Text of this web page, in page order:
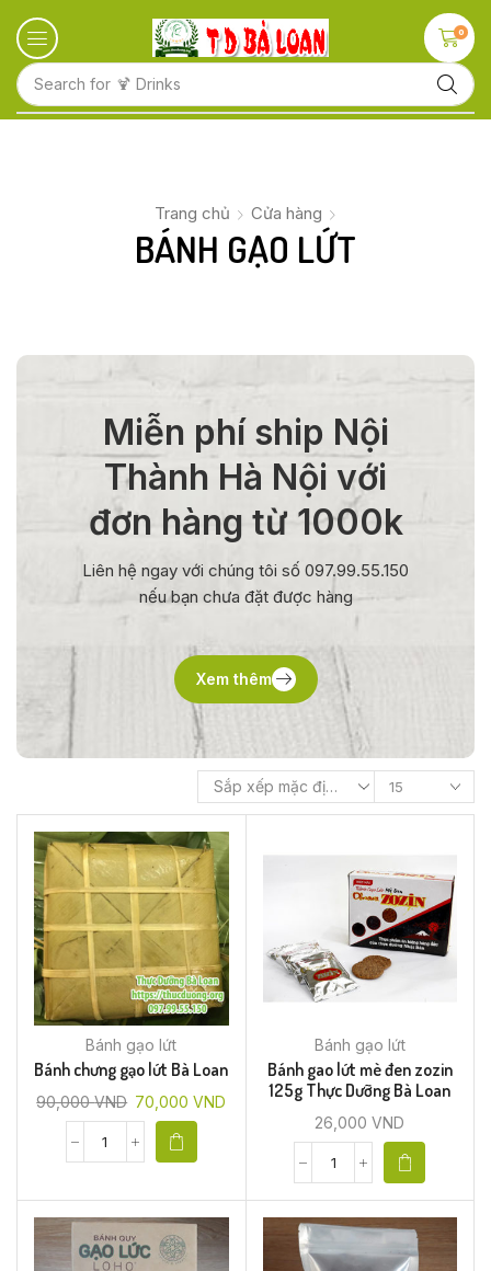
Search for 🍹 Drinks
0
Trang chủ Cửa hàng
BÁNH GẠO LỨT
Miễn phí ship Nội
Thành Hà Nội với
đơn hàng từ 1000k
Liên hệ ngay với chúng tôi số 097.99.55.150
nếu bạn chưa đặt được hàng
Xem thêm
Bánh gạo lứt
Bánh chưng gạo lứt Bà Loan
90,000VND 70,000VND
Bánh gạo lứt
Bánh gao lứt mè đen zozin
125g Thực Dưỡng Bà Loan
26,000VND